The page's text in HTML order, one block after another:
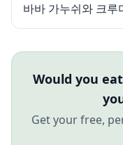
바바 가누쉬와 크루
Would you
Get your free,